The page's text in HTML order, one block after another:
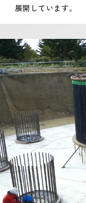
展開しています。